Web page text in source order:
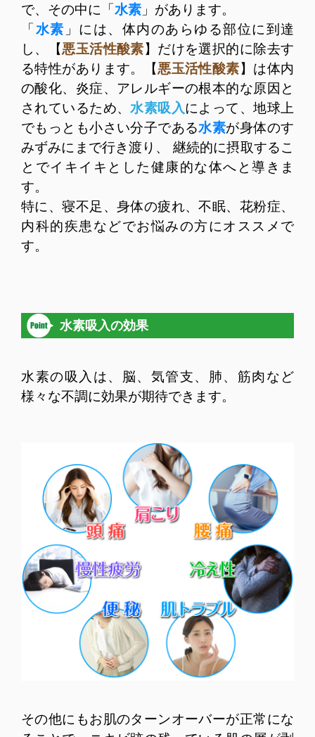
で、その中に「水素 」があります。
「水素 」には、体内のあらゆる部位に到達
し、【悪玉活性酸素】だけを選択的に除去す
る特性があります。【悪玉活性酸素】は体内
の酸化、炎症、アレルギーの根本的な原因と
されているため、水素吸入によって、地球上
でもっとも小さい分子である水素が身体のす
みずみにまで行き渡り、 継続的に摂取するこ
とでイキイキとした健康的な体へと導きま
す。
特に、寝不足、身体の疲れ、不眠、花粉症、
内科的疾患などでお悩みの方にオススメで
す。
水素吸入の効果
水素の吸入は、脳、気管支、肺、筋肉など
様々な不調に効果が期待できます。
その他にもお肌のターンオーバーが正常にな